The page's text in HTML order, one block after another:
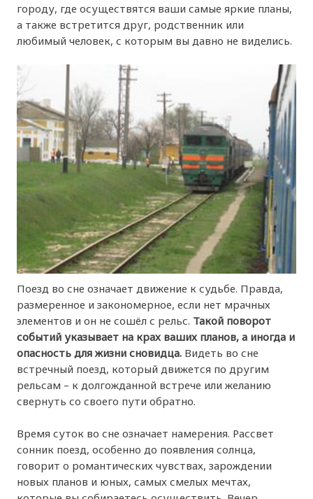
городу, где осуществятся ваши самые яркие планы,
а также встретится друг, родственник или
любимый человек, с которым вы давно не виделись.
Поезд во сне означает движение к судьбе. Правда,
размеренное и закономерное, если нет мрачных
элементов и он не сошёл с рельс. Такой поворот
событий указывает на крах ваших планов, а иногда и
опасность для жизни сновидца. Видеть во сне
встречный поезд, который движется по другим
рельсам – к долгожданной встрече или желанию
свернуть со своего пути обратно.
Время суток во сне означает намерения. Рассвет
сонник поезд, особенно до появления солнца,
говорит о романтических чувствах, зарождении
новых планов и юных, самых смелых мечтах,